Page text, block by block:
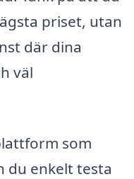
priset, utan
där dina
väl
som
du enkelt testa